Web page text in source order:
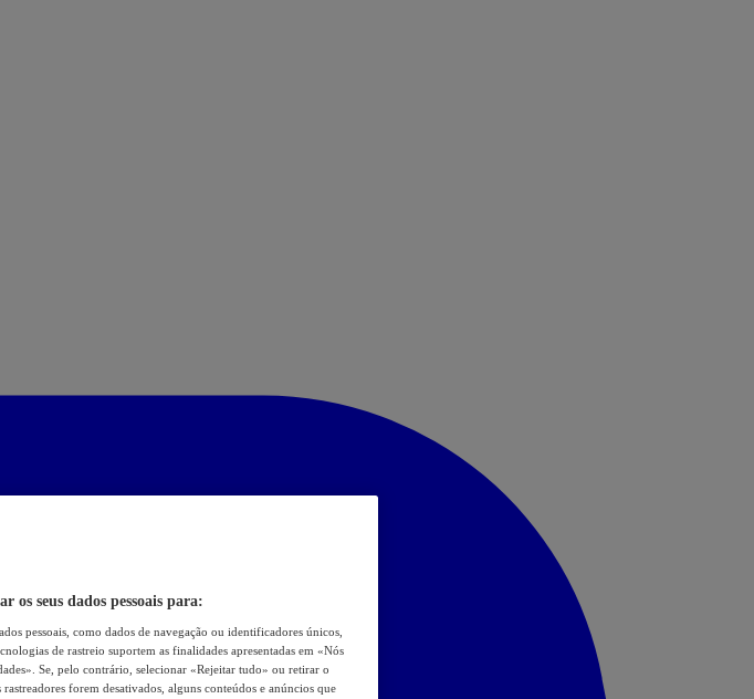
os seus dados pessoais para:
pessoais, como dados de navegação ou identificadores únicos,
de rastreio suportem as finalidades apresentadas em «Nós
Se, pelo contrário, selecionar «Rejeitar tudo» ou retirar o
forem desativados, alguns conteúdos e anúncios que